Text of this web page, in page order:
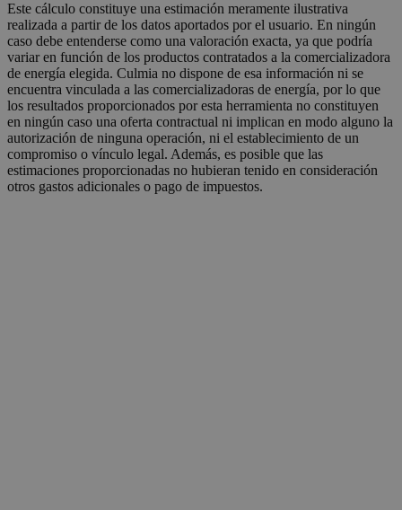
Este cálculo constituye una estimación meramente ilustrativa
realizada a partir de los datos aportados por el usuario. En ningún
caso debe entenderse como una valoración exacta, ya que podría
variar en función de los productos contratados a la comercializadora
de energía elegida. Culmia no dispone de esa información ni se
encuentra vinculada a las comercializadoras de energía, por lo que
los resultados proporcionados por esta herramienta no constituyen
en ningún caso una oferta contractual ni implican en modo alguno la
autorización de ninguna operación, ni el establecimiento de un
compromiso o vínculo legal. Además, es posible que las
estimaciones proporcionadas no hubieran tenido en consideración
otros gastos adicionales o pago de impuestos.